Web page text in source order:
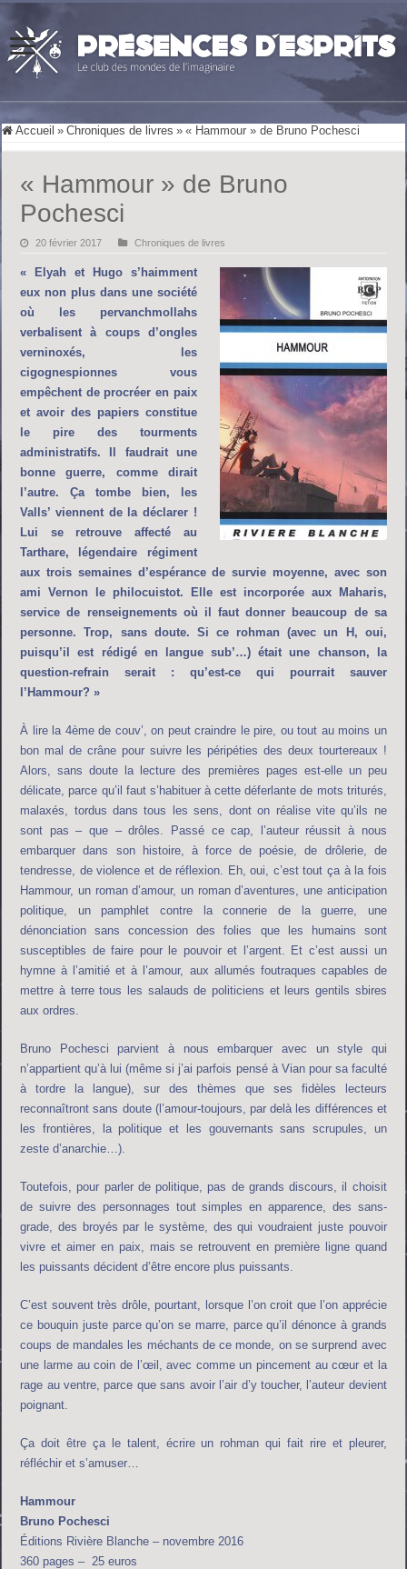
Accueil » Chroniques de livres » « Hammour » de Bruno Pochesci
« Hammour » de Bruno
Pochesci
20 février 2017 Chroniques de livres
« Elyah et Hugo s’haimment
eux non plus dans une société
où les pervanchmollahs
verbalisent à coups d’ongles
verninoxés, les
cigognespionnes vous
empêchent de procréer en paix
et avoir des papiers constitue
le pire des tourments
administratifs. Il faudrait une
bonne guerre, comme dirait
l’autre. Ça tombe bien, les
Valls’ viennent de la déclarer !
Lui se retrouve affecté au
Tarthare, légendaire régiment
aux trois semaines d’espérance de survie moyenne, avec son
ami Vernon le philocuistot. Elle est incorporée aux Maharis,
service de renseignements où il faut donner beaucoup de sa
personne. Trop, sans doute. Si ce rohman (avec un H, oui,
puisqu’il est rédigé en langue sub’…) était une chanson, la
question-refrain serait : qu’est-ce qui pourrait sauver
l’Hammour? »
À lire la 4ème de couv’, on peut craindre le pire, ou tout au moins un
bon mal de crâne pour suivre les péripéties des deux tourtereaux !
Alors, sans doute la lecture des premières pages est-elle un peu
délicate, parce qu’il faut s’habituer à cette déferlante de mots triturés,
malaxés, tordus dans tous les sens, dont on réalise vite qu’ils ne
sont pas – que – drôles. Passé ce cap, l’auteur réussit à nous
embarquer dans son histoire, à force de poésie, de drôlerie, de
tendresse, de violence et de réflexion. Eh, oui, c’est tout ça à la fois
Hammour, un roman d’amour, un roman d’aventures, une anticipation
politique, un pamphlet contre la connerie de la guerre, une
dénonciation sans concession des folies que les humains sont
susceptibles de faire pour le pouvoir et l’argent. Et c’est aussi un
hymne à l’amitié et à l’amour, aux allumés foutraques capables de
mettre à terre tous les salauds de politiciens et leurs gentils sbires
aux ordres.
Bruno Pochesci parvient à nous embarquer avec un style qui
n’appartient qu’à lui (même si j’ai parfois pensé à Vian pour sa faculté
à tordre la langue), sur des thèmes que ses fidèles lecteurs
reconnaîtront sans doute (l’amour-toujours, par delà les différences et
les frontières, la politique et les gouvernants sans scrupules, un
zeste d’anarchie…).
Toutefois, pour parler de politique, pas de grands discours, il choisit
de suivre des personnages tout simples en apparence, des sans-
grade, des broyés par le système, des qui voudraient juste pouvoir
vivre et aimer en paix, mais se retrouvent en première ligne quand
les puissants décident d’être encore plus puissants.
C’est souvent très drôle, pourtant, lorsque l’on croit que l’on apprécie
ce bouquin juste parce qu’on se marre, parce qu’il dénonce à grands
coups de mandales les méchants de ce monde, on se surprend avec
une larme au coin de l’œil, avec comme un pincement au cœur et la
rage au ventre, parce que sans avoir l’air d’y toucher, l’auteur devient
poignant.
Ça doit être ça le talent, écrire un rohman qui fait rire et pleurer,
réfléchir et s’amuser…
Hammour
Bruno Pochesci
Éditions Rivière Blanche – novembre 2016
360 pages – 25 euros